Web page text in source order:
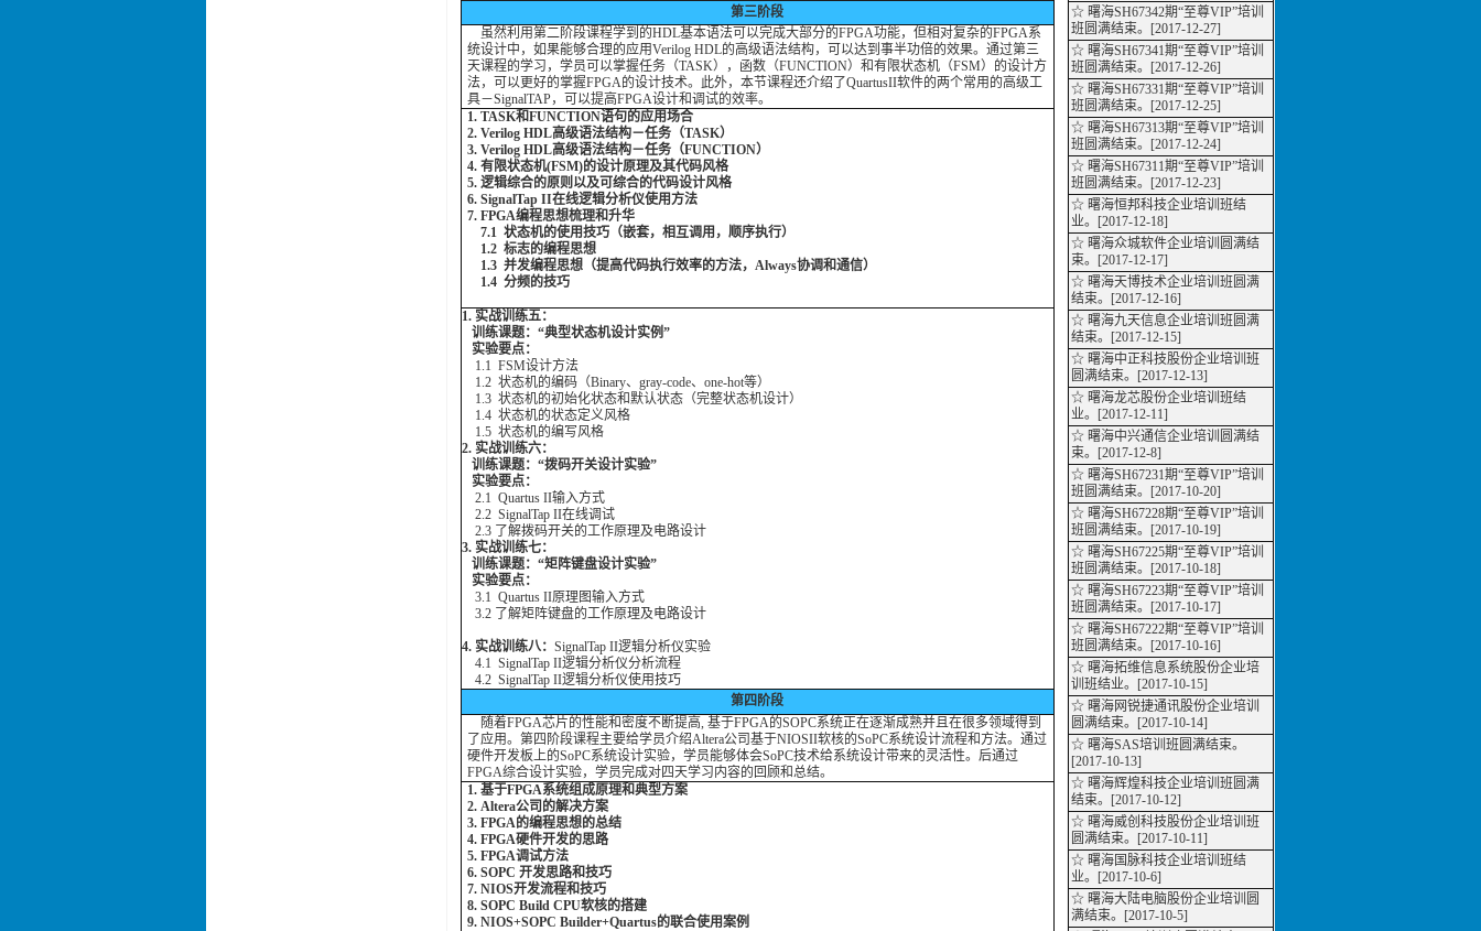
☆ 曙海SH67342期“至尊VIP”培训
班圆满结束。[2017-12-27]
☆ 曙海SH67341期“至尊VIP”培训
班圆满结束。[2017-12-26]
☆ 曙海SH67331期“至尊VIP”培训
班圆满结束。[2017-12-25]
☆ 曙海SH67313期“至尊VIP”培训
班圆满结束。[2017-12-24]
☆ 曙海SH67311期“至尊VIP”培训
班圆满结束。[2017-12-23]
☆ 曙海恒邦科技企业培训班结
业。[2017-12-18]
☆ 曙海众城软件企业培训圆满结
束。[2017-12-17]
☆ 曙海天博技术企业培训班圆满
结束。[2017-12-16]
☆ 曙海九天信息企业培训班圆满
结束。[2017-12-15]
☆ 曙海中正科技股份企业培训班
圆满结束。[2017-12-13]
☆ 曙海龙芯股份企业培训班结
业。[2017-12-11]
☆ 曙海中兴通信企业培训圆满结
束。[2017-12-8]
☆ 曙海SH67231期“至尊VIP”培训
班圆满结束。[2017-10-20]
☆ 曙海SH67228期“至尊VIP”培训
班圆满结束。[2017-10-19]
☆ 曙海SH67225期“至尊VIP”培训
班圆满结束。[2017-10-18]
☆ 曙海SH67223期“至尊VIP”培训
班圆满结束。[2017-10-17]
☆ 曙海SH67222期“至尊VIP”培训
班圆满结束。[2017-10-16]
☆ 曙海拓维信息系统股份企业培
训班结业。[2017-10-15]
☆ 曙海网锐捷通讯股份企业培训
圆满结束。[2017-10-14]
☆ 曙海SAS培训班圆满结束。
[2017-10-13]
☆ 曙海辉煌科技企业培训班圆满
结束。[2017-10-12]
☆ 曙海威创科技股份企业培训班
圆满结束。[2017-10-11]
☆ 曙海国脉科技企业培训班结
业。[2017-10-6]
☆ 曙海大陆电脑股份企业培训圆
满结束。[2017-10-5]
第三阶段
虽然利用第二阶段课程学到的HDL基本语法可以完成大部分的FPGA功能，但相对复杂的FPGA系
统设计中，如果能够合理的应用Verilog HDL的高级语法结构，可以达到事半功倍的效果。通过第三
天课程的学习，学员可以掌握任务（TASK），函数（FUNCTION）和有限状态机（FSM）的设计方
法，可以更好的掌握FPGA的设计技术。此外，本节课程还介绍了QuartusII软件的两个常用的高级工
具－SignalTAP，可以提高FPGA设计和调试的效率。
1. TASK和FUNCTION语句的应用场合
2. Verilog HDL高级语法结构－任务（TASK）
3. Verilog HDL高级语法结构－任务（FUNCTION）
4. 有限状态机(FSM)的设计原理及其代码风格
5. 逻辑综合的原则以及可综合的代码设计风格
6. SignalTap II在线逻辑分析仪使用方法
7. FPGA编程思想梳理和升华
7.1 状态机的使用技巧（嵌套，相互调用，顺序执行）
1.2 标志的编程思想
1.3 并发编程思想（提高代码执行效率的方法，Always协调和通信）
1.4 分频的技巧
1. 实战训练五：
训练课题：“典型状态机设计实例”
实验要点：
1.1 FSM设计方法
1.2 状态机的编码（Binary、gray-code、one-hot等）
1.3 状态机的初始化状态和默认状态（完整状态机设计）
1.4 状态机的状态定义风格
1.5 状态机的编写风格
2. 实战训练六：
训练课题：“拨码开关设计实验”
实验要点：
2.1 Quartus II输入方式
2.2 SignalTap II在线调试
2.3 了解拨码开关的工作原理及电路设计
3. 实战训练七：
训练课题：“矩阵键盘设计实验”
实验要点：
3.1 Quartus II原理图输入方式
3.2 了解矩阵键盘的工作原理及电路设计
4. 实战训练八： SignalTap II逻辑分析仪实验
4.1 SignalTap II逻辑分析仪分析流程
4.2 SignalTap II逻辑分析仪使用技巧
第四阶段
随着FPGA芯片的性能和密度不断提高, 基于FPGA的SOPC系统正在逐渐成熟并且在很多领域得到
了应用。第四阶段课程主要给学员介绍Altera公司基于NIOSII软核的SoPC系统设计流程和方法。通过
硬件开发板上的SoPC系统设计实验，学员能够体会SoPC技术给系统设计带来的灵活性。后通过
FPGA综合设计实验，学员完成对四天学习内容的回顾和总结。
1. 基于FPGA系统组成原理和典型方案
2. Altera公司的解决方案
3. FPGA的编程思想的总结
4. FPGA硬件开发的思路
5. FPGA调试方法
6. SOPC 开发思路和技巧
7. NIOS开发流程和技巧
8. SOPC Build CPU软核的搭建
9. NIOS+SOPC Builder+Quartus的联合使用案例